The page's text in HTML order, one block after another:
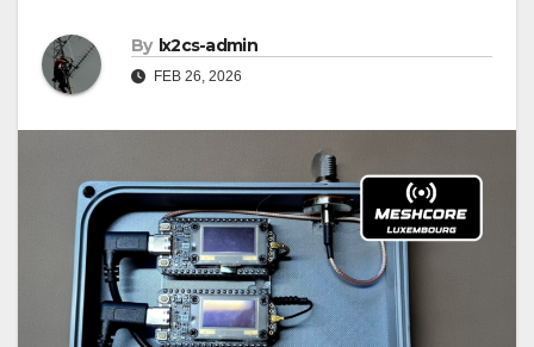
By lx2cs-admin
FEB 26, 2026